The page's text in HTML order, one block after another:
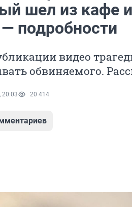
шел из кафе
подробности
видео
обвиняемого.
20:03 20 414